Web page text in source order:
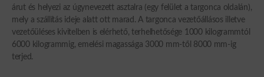
árut és helyezi az úgynevezett asztalra (egy felület a targonca oldalán),
mely a szállítás ideje alatt ott marad. A targonca vezetőállásos illetve
vezetőüléses kivitelben is elérhető, terhelhetősége 1000 kilogrammtól
6000 kilogrammig, emelési magassága 3000 mm-től 8000 mm-ig
terjed.